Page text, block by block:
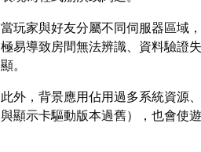
當玩家與好友分屬不同伺服器區域
極易導致房間無法辨識、資料驗證
顯。
此外，背景應用佔用過多系統資源
與顯示卡驅動版本過舊），也會使